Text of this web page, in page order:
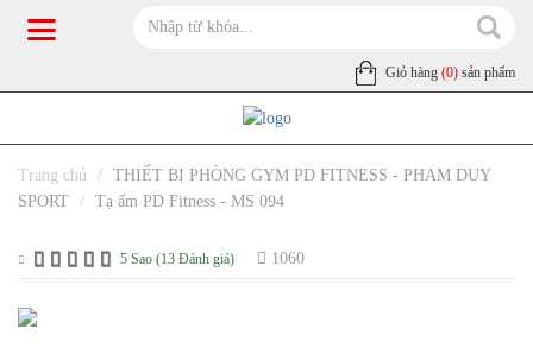
Giỏ hàng (0) sản phẩm
Trang chủ
THIẾT BỊ PHÒNG GYM PD FITNESS - PHAM DUY
SPORT
Tạ ấm PD Fitness - MS 094
5 Sao (13 Đánh giá) 1060